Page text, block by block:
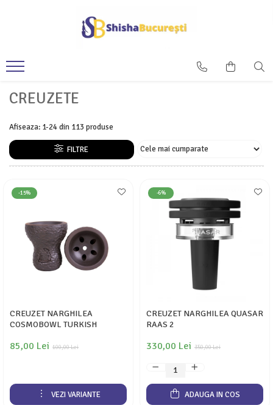
CREUZETE
Afiseaza: 1-24din 113 produse
FILTRE
-15%
CREUZET NARGHILEA
COSMOBOWL TURKISH
100,00 Lei
85,00 Lei
VEZI VARIANTE
-6%
CREUZET NARGHILEA QUASAR
RAAS 2
350,00 Lei
330,00 Lei
ADAUGA IN COS